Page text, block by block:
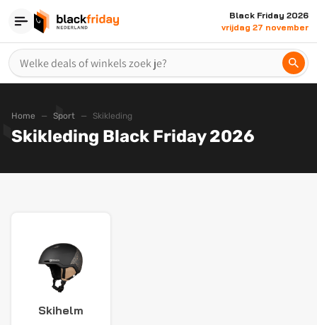
Black Friday 2026
vrijdag 27 november
Home Sport Skikleding
Skikleding Black Friday 2026
Skihelm